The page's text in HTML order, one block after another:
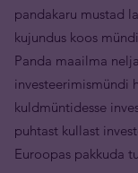
pandakaru mustad
kujundus koos
Panda maailma
investeerimismündi
kuldmüntidesse
puhtast kullast
Euroopas pakkuda